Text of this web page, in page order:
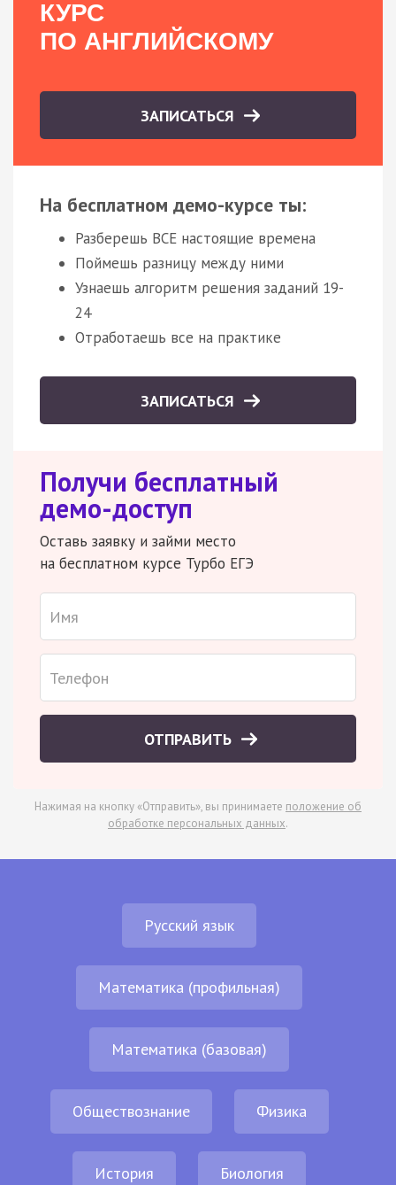
КУРС
ПО АНГЛИЙСКОМУ
ЗАПИСАТЬСЯ
На бесплатном демо-курсе ты:
Разберешь ВСЕ настоящие времена
Поймешь разницу между ними
Узнаешь алгоритм решения заданий 19-
24
Отработаешь все на практике
ЗАПИСАТЬСЯ
Получи бесплатный
демо-доступ
Оставь заявку и займи место
на бесплатном курсе Турбо ЕГЭ
ОТПРАВИТЬ
Нажимая на кнопку «Отправить», вы принимаете положение об
обработке персональных данных.
Русский язык
Математика (профильная)
Математика (базовая)
Обществознание Физика
История Биология